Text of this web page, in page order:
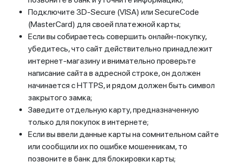
Подключите 3D-Secure (VISA) или SecureCode
(MasterCard) для своей платежной карты;
Если вы собираетесь совершить онлайн-покупку,
убедитесь, что сайт действительно принадлежит
интернет-магазину и внимательно проверьте
написание сайта в адресной строке, он должен
начинается с HTTPS, и рядом должен быть символ
закрытого замка;
Заведите отдельную карту, предназначенную
только для покупок в интернете;
Если вы ввели данные карты на сомнительном сайте
или сообщили их по ошибке мошенникам, то
позвоните в банк для блокировки карты;